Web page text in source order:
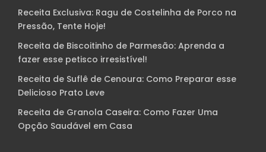
Receita Exclusiva: Ragu de Costelinha de Porco na
Pressão, Tente Hoje!
Receita de Biscoitinho de Parmesão: Aprenda a
fazer esse petisco irresistível!
Receita de Suflê de Cenoura: Como Preparar esse
Delicioso Prato Leve
Receita de Granola Caseira: Como Fazer Uma
Opção Saudável em Casa